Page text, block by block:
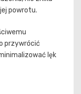
powrotu.
przywrócić
lęk